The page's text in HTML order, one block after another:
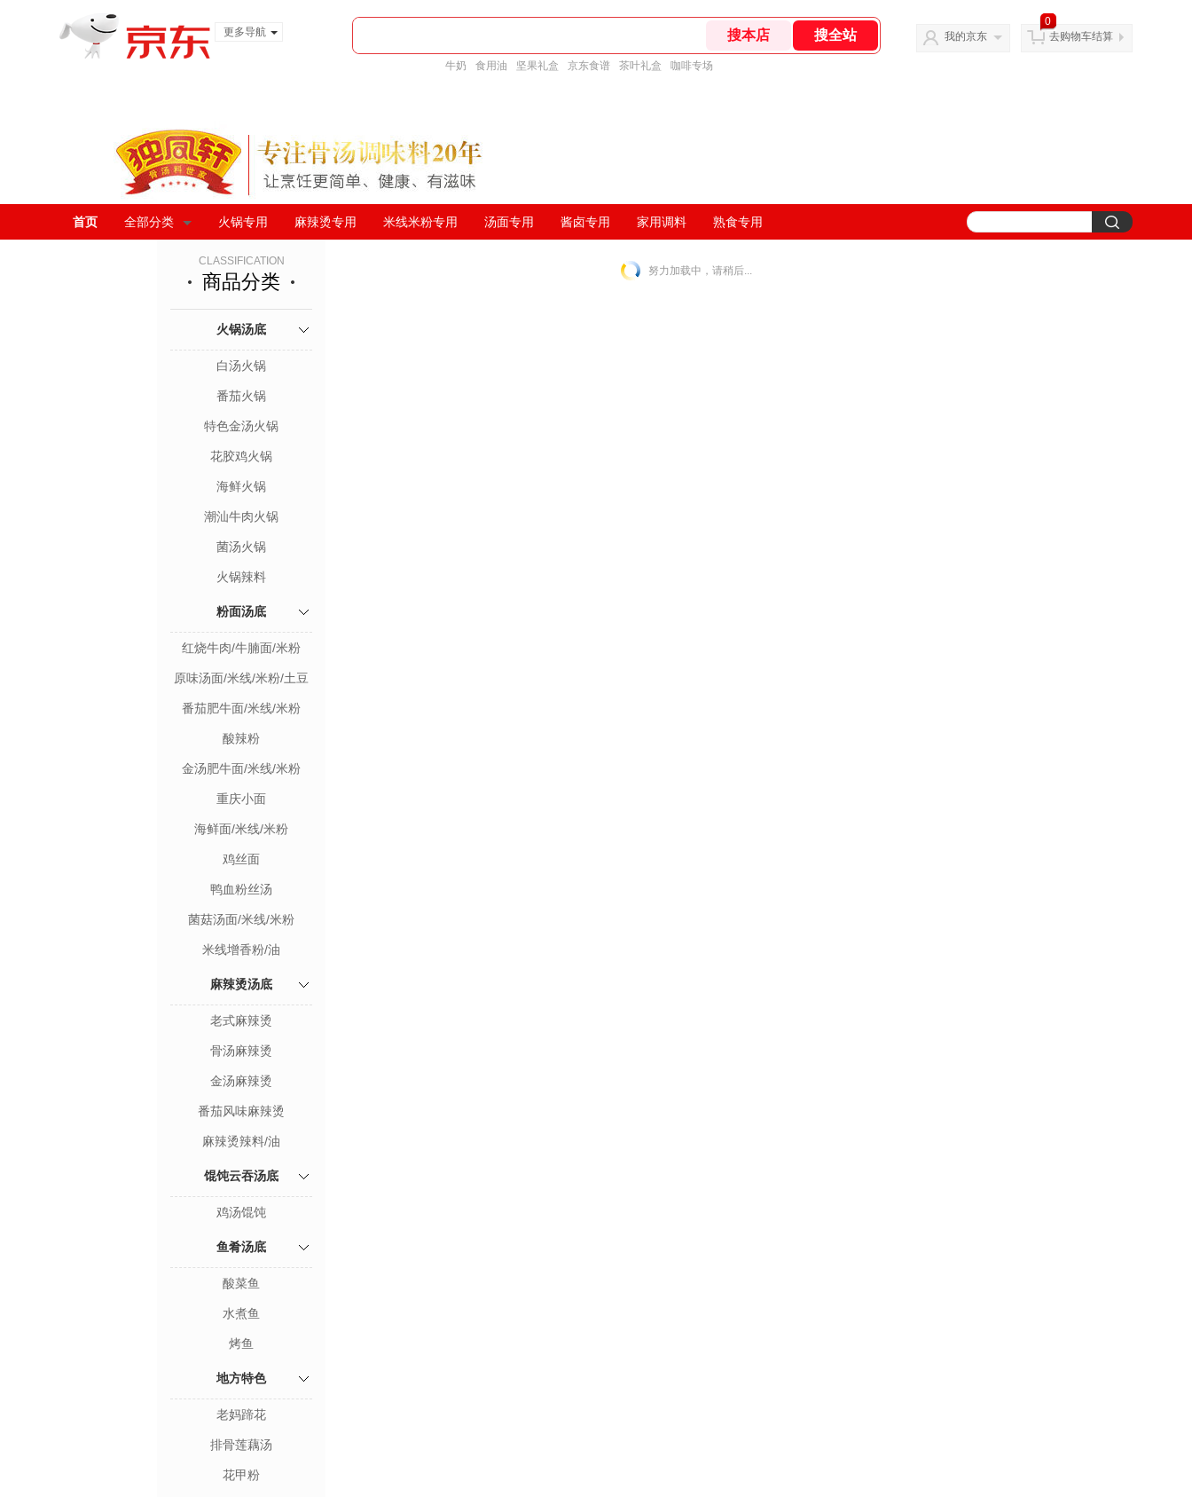
更多导航
牛奶 食用油 坚果礼盒 京东食谱 茶叶礼盒 咖啡专场
我的京东
0
去购物车结算
首页 全部分类 火锅专用 麻辣烫专用 米线米粉专用 汤面专用 酱卤专用 家用调料 熟食专用
CLASSIFICATION
商品分类
火锅汤底
白汤火锅
番茄火锅
特色金汤火锅
花胶鸡火锅
海鲜火锅
潮汕牛肉火锅
菌汤火锅
火锅辣料
粉面汤底
红烧牛肉/牛腩面/米粉
原味汤面/米线/米粉/土豆
番茄肥牛面/米线/米粉
酸辣粉
金汤肥牛面/米线/米粉
重庆小面
海鲜面/米线/米粉
鸡丝面
鸭血粉丝汤
菌菇汤面/米线/米粉
米线增香粉/油
麻辣烫汤底
老式麻辣烫
骨汤麻辣烫
金汤麻辣烫
番茄风味麻辣烫
麻辣烫辣料/油
馄饨云吞汤底
鸡汤馄饨
鱼肴汤底
酸菜鱼
水煮鱼
烤鱼
地方特色
老妈蹄花
排骨莲藕汤
花甲粉
努力加载中，请稍后...